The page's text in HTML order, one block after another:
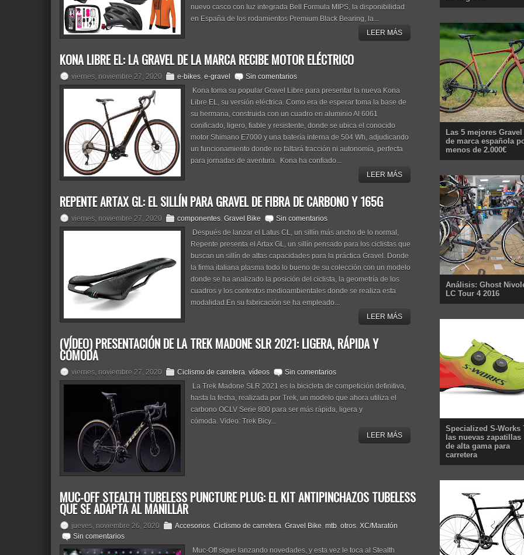
nuevo casco con luz integrada Bell Formula MIPS, la disponibilidad
en España de los rodamientos Premium Black Bearing, la...
LEER MÁS
KONA LIBRE EL: LA GRAVEL DE LA MARCA RECIBE MOTOR ELÉCTRICO
viernes, noviembre 27, 2020 e-bikes, e-gravel
Sin comentarios
Kona toma su popular Gravel Libre para presentar la nueva Kona
Libre EL, su versión eléctrica. Como era de esperar toma la base de
su hermana, construida con un cuadro en aluminio Al 6061
conificado, ligero, fiable y resistente, donde se ubica el conocido
motor Shimano E7000 y una batería interna de 504 Wh, adjudicando
un funcionamiento donde no faltará tracción ni autonomía, perfecta
para jornadas de aventura. Kona ha confiado...
LEER MÁS
REPENTE ARTAX GL: EL SILLÍN PARA GRAVEL DE FIBRA DE CARBONO Y 165G
viernes, noviembre 27, 2020 componentes, Gravel Bike
Sin comentarios
Después de lanzar el Latus CL, un sillín más ancho de lo normal,
Repente presenta el Artax GL, un sillín pensado para los ciclistas que
buscan un sillín de altas capacidades para la práctica Gravel. Donde
la firma italiana plasma todo lo bueno de su colección con un modelo
donde se ha analizado la posición del ciclista, la geometría de los
cuadros y los contextos medioambientales donde se realiza esta
modalidad.En su fabricación se ha empleado...
LEER MÁS
(VÍDEO) PRESENTACIÓN DE LA TREK MADONE SLR 2021: LIGERA, RÁPIDA Y
CÓMODA
viernes, noviembre 27, 2020 Ciclismo de carretera, vídeos
Sin comentarios
La Trek Madone SLR 2021 es la bicicleta de competición definitiva,
hasta la fecha, realizada por Trek, un modelo que ahora utiliza el
carbono OCLV Serie 800 para ser más rápida, ligera y
cómoda. Vídeo: Trek Bicy...
LEER MÁS
MUC-OFF STEALTH TUBELESS PUNCTURE PLUG: EL KIT ANTIPINCHAZOS TUBELESS
QUE SE ADAPTA AL MANILLAR
jueves, noviembre 26, 2020 Accesorios, Ciclismo de carretera, Gravel Bike, mtb, otros, XC/Maratón
Sin comentarios
Muc-Off sigue lanzando novedades, y esta vez le toca al Stealth
Las 5 mejores Gravel
de marca española
menos de 2.000€
Análisis: Ghost
LC Tour 4 2016
Specialized S-Works
las nuevas zapatillas
de alta gama para
carretera